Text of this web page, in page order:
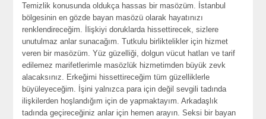
Temizlik konusunda oldukça hassas bir masözüm. İstanbul
bölgesinin en gözde bayan masözü olarak hayatınızı
renklendireceğim. İlişkiyi doruklarda hissettirecek, sizlere
unutulmaz anlar sunacağım. Tutkulu birliktelikler için hizmet
veren bir masözüm. Yüz güzelliği, dolgun vücut hatları ve tarif
edilemez marifetlerimle masözlük hizmetimden büyük zevk
alacaksınız. Erkeğimi hissettireceğim tüm güzelliklerle
büyüleyeceğim. İşini yalnızca para için değil sevgili tadında
ilişkilerden hoşlandığım için de yapmaktayım. Arkadaşlık
tadında geçireceğiniz anlar için hemen arayın. Seksi bir bayan